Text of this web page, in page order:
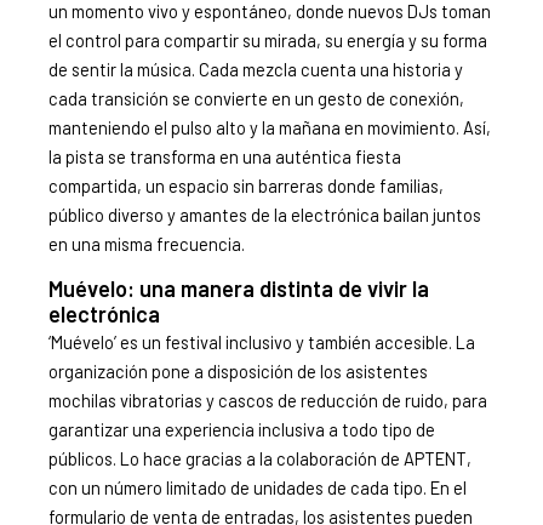
un momento vivo y espontáneo, donde nuevos DJs toman
el control para compartir su mirada, su energía y su forma
de sentir la música. Cada mezcla cuenta una historia y
cada transición se convierte en un gesto de conexión,
manteniendo el pulso alto y la mañana en movimiento. Así,
la pista se transforma en una auténtica fiesta
compartida, un espacio sin barreras donde familias,
público diverso y amantes de la electrónica bailan juntos
en una misma frecuencia.
Muévelo: una manera distinta de vivir la
electrónica
‘Muévelo’ es un festival inclusivo y también accesible. La
organización pone a disposición de los asistentes
mochilas vibratorias y cascos de reducción de ruido, para
garantizar una experiencia inclusiva a todo tipo de
públicos. Lo hace gracias a la colaboración de APTENT,
con un número limitado de unidades de cada tipo. En el
formulario de venta de entradas, los asistentes pueden